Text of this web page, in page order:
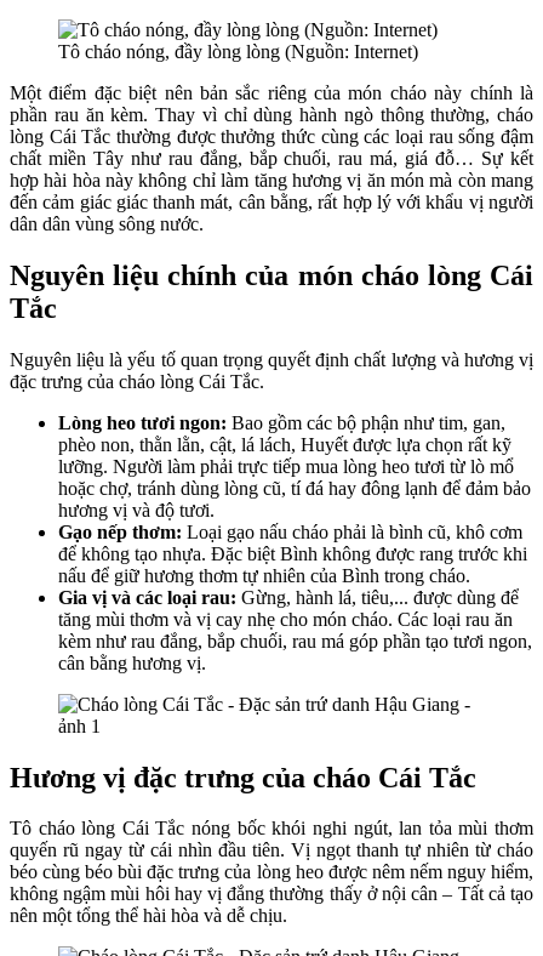
Tô cháo nóng, đầy lòng lòng (Nguồn: Internet)
Một điểm đặc biệt nên bản sắc riêng của món cháo này chính là
phần rau ăn kèm. Thay vì chỉ dùng hành ngò thông thường, cháo
lòng Cái Tắc thường được thưởng thức cùng các loại rau sống đậm
chất miền Tây như rau đắng, bắp chuối, rau má, giá đỗ… Sự kết
hợp hài hòa này không chỉ làm tăng hương vị ăn món mà còn mang
đến cảm giác giác thanh mát, cân bằng, rất hợp lý với khẩu vị người
dân dân vùng sông nước.
Nguyên liệu chính của món cháo lòng Cái
Tắc
Nguyên liệu là yếu tố quan trọng quyết định chất lượng và hương vị
đặc trưng của cháo lòng Cái Tắc.
Lòng heo tươi ngon: Bao gồm các bộ phận như tim, gan,
phèo non, thằn lằn, cật, lá lách, Huyết được lựa chọn rất kỹ
lưỡng. Người làm phải trực tiếp mua lòng heo tươi từ lò mổ
hoặc chợ, tránh dùng lòng cũ, tí đá hay đông lạnh để đảm bảo
hương vị và độ tươi.
Gạo nếp thơm: Loại gạo nấu cháo phải là bình cũ, khô cơm
để không tạo nhựa. Đặc biệt Bình không được rang trước khi
nấu để giữ hương thơm tự nhiên của Bình trong cháo.
Gia vị và các loại rau: Gừng, hành lá, tiêu,... được dùng để
tăng mùi thơm và vị cay nhẹ cho món cháo. Các loại rau ăn
kèm như rau đắng, bắp chuối, rau má góp phần tạo tươi ngon,
cân bằng hương vị.
Hương vị đặc trưng của cháo Cái Tắc
Tô cháo lòng Cái Tắc nóng bốc khói nghi ngút, lan tỏa mùi thơm
quyến rũ ngay từ cái nhìn đầu tiên. Vị ngọt thanh tự nhiên từ cháo
béo cùng béo bùi đặc trưng của lòng heo được nêm nếm nguy hiểm,
không ngậm mùi hôi hay vị đắng thường thấy ở nội cân – Tất cả tạo
nên một tổng thể hài hòa và dễ chịu.